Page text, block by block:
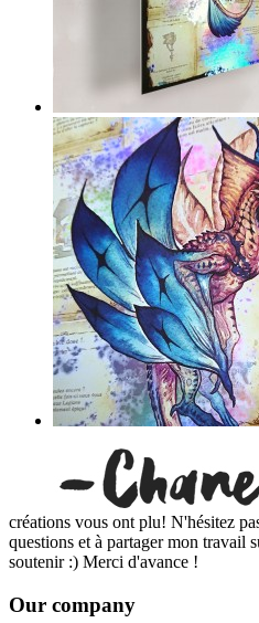
créations vous ont plu! N'hésitez
questions et à partager mon travail
soutenir :) Merci d'avance !
Our company